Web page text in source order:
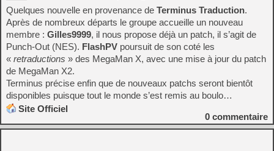
Quelques nouvelle en provenance de Terminus Traduction.
Après de nombreux départs le groupe accueille un nouveau
membre : Gilles9999, il nous propose déjà un patch, il s’agit de
Punch-Out (NES). FlashPV poursuit de son coté les
« retraductions » des MegaMan X, avec une mise à jour du patch
de MegaMan X2.
Terminus précise enfin que de nouveaux patchs seront bientôt
disponibles puisque tout le monde s’est remis au boulo…
Site Officiel
0 commentaire